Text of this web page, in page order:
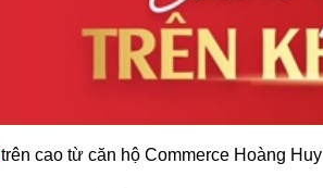
trên cao từ căn hộ Commerce Hoàng Huy